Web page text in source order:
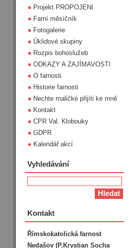
Projekt PROPOJENI
Farní měsíčník
Fotogalerie
Úklidové skupiny
Rozpis bohoslužeb
ODKAZY A ZAJÍMAVOSTI
O farnosti
Historie farnosti
Nechte maličké přijíti ke mně
Kontakt
CPR Val. Klobouky
GDPR
Kalendář akcí
Vyhledávání
Kontakt
Římskokatolická farnost
Nedašov (P.Krystian Socha